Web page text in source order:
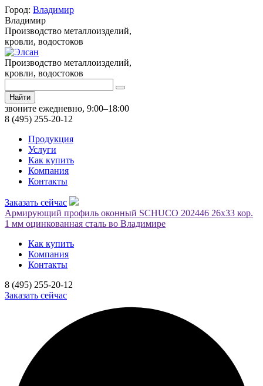
Город: Владимир
Владимир
Производство металлоизделий,
кровли, водостоков
Производство металлоизделий,
кровли, водостоков
Найти
звоните ежедневно, 9:00–18:00
8 (495) 255-20-12
Продукция
Услуги
Как купить
Компания
Контакты
Заказать сейчас
Армирующий профиль оконный SCHUCO 202446 26х33 кор.
1 мм оцинкованная сталь во Владимире
Как купить
Компания
Контакты
8 (495) 255-20-12
Заказать сейчас